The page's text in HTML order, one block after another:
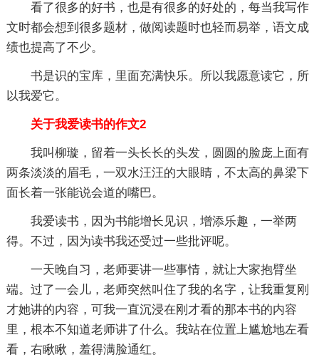
看了很多的好书，也是有很多的好处的，每当我写作
文时都会想到很多题材，做阅读题时也轻而易举，语文成
绩也提高了不少。
书是识的宝库，里面充满快乐。所以我愿意读它，所
以我爱它。
关于我爱读书的作文2
我叫柳璇，留着一头长长的头发，圆圆的脸庞上面有
两条淡淡的眉毛，一双水汪汪的大眼睛，不太高的鼻梁下
面长着一张能说会道的嘴巴。
我爱读书，因为书能增长见识，增添乐趣，一举两
得。不过，因为读书我还受过一些批评呢。
一天晚自习，老师要讲一些事情，就让大家抱臂坐
端。过了一会儿，老师突然叫住了我的名字，让我重复刚
才她讲的内容，可我一直沉浸在刚才看的那本书的内容
里，根本不知道老师讲了什么。我站在位置上尴尬地左看
看，右瞅瞅，羞得满脸通红。